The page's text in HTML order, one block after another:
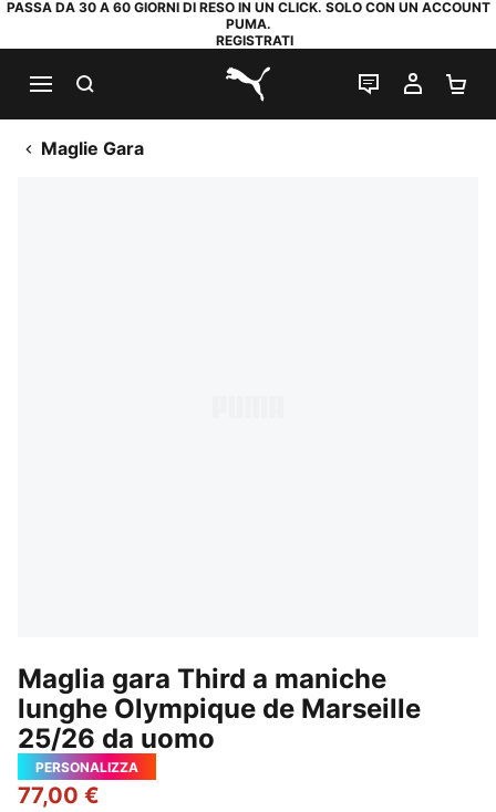
PASSA DA 30 A 60 GIORNI DI RESO IN UN CLICK. SOLO CON UN ACCOUNT
PUMA.
REGISTRATI
PUMA.com
CHAT IL MIO
Maglie Gara
Maglia gara Third a maniche
lunghe Olympique de Marseille
25/26 da uomo
PERSONALIZZA
77,00 €